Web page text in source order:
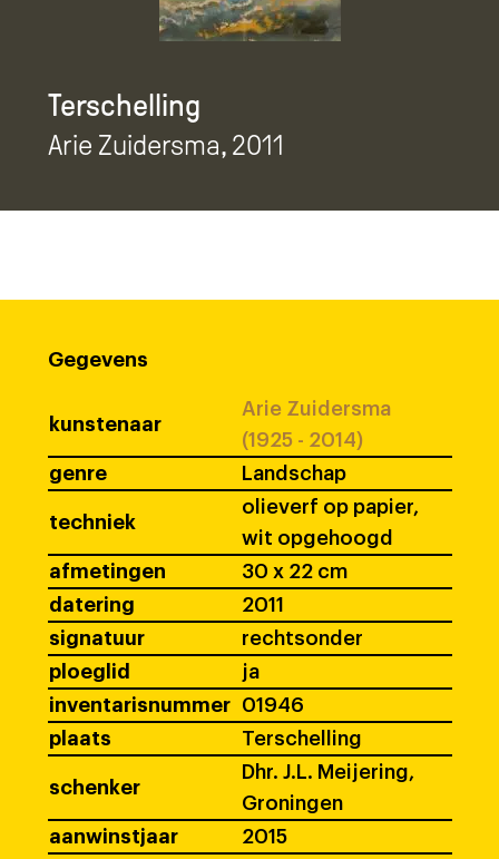
Terschelling
Arie Zuidersma, 2011
Gegevens
kunstenaar
Arie Zuidersma
(1925 - 2014)
genre
Landschap
techniek
olieverf op papier,
wit opgehoogd
afmetingen
30 x 22 cm
datering
2011
signatuur
rechtsonder
ploeglid
ja
inventarisnummer
01946
plaats
Terschelling
schenker
Dhr. J.L. Meijering,
Groningen
aanwinstjaar
2015